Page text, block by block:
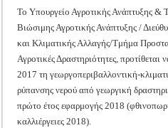
Το Υπουργείο Αγροτικής Ανάπτυξης &
Βιώσιμης Αγροτικής Ανάπτυξης /
και Κλιματικής Αλλαγής/Τμήμα
Αγροτικές Δραστηριότητες,
2017 τη γεωργοπεριβαλλοντική-
ρύπανσης νερού από γεωργική
πρώτο έτος εφαρμογής 2018
καλλιέργειες 2018).